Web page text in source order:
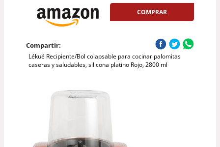
COMPRAR
Compartir:
Lékué Recipiente/Bol colapsable para cocinar palomitas
caseras y saludables, silicona platino Rojo, 2800 ml